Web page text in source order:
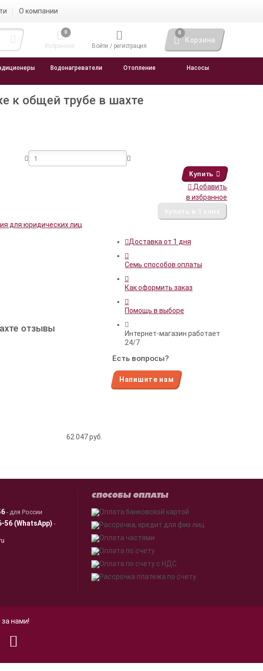
О компании
0
Избранное Войти / регистрация
0
Корзина
Водонагреватели Отопление Насосы
к общей трубе в шахте
Купить
Добавить
в избранное
для юридических лиц
Доставка от 1 дня
Семь способов оплаты
Как оформить заказ
Помощь в выборе
Интернет-магазин работает
24/7
Есть вопросы?
Напишите нам
отзывы
62 047руб.
- для России
56 (WhatsApp) -
СПОСОБЫ ОПЛАТЫ
нами!